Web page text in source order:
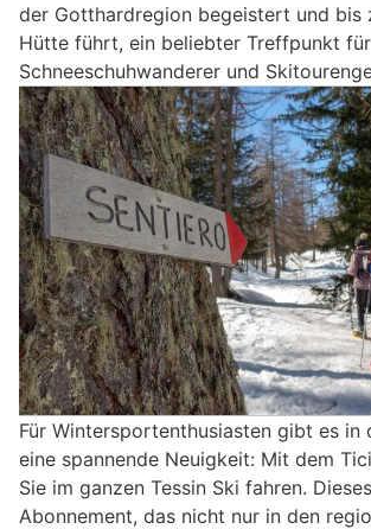
der Gotthardregion begeistert und bis
Hütte führt, ein beliebter Treffpunkt für
Schneeschuhwanderer und
Für Wintersportenthusiasten gibt es in
eine spannende Neuigkeit: Mit dem
Sie im ganzen Tessin Ski fahren.
Abonnement, das nicht nur in den